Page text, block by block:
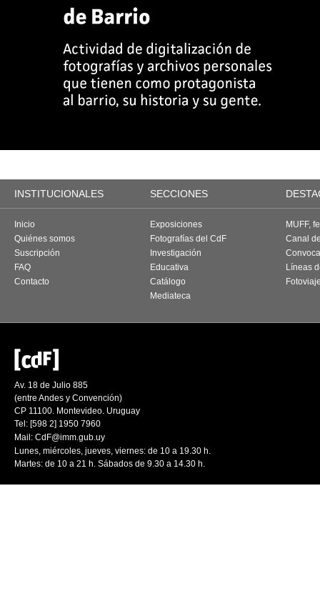
INSTITUCIONALES SECCIONES
Inicio
Quiénes somos
Suscripción
FAQ
Contacto
Exposiciones
Fotografías del CdF
Investigación
Educativa
Catálogo
Mediateca
MUFF,
Canal
Líneas
Av. 18 de Julio 885
(entre Andes y Convención)
CP 11100. Montevideo. Uruguay
Tel: [598 2] 1950 7960
Mail: CdF@imm.gub.uy
Lunes, miércoles, jueves, viernes: de 10 a 19.30 h.
Martes: de 10 a 21 h. Sábados de 9.30 a 14.30 h.